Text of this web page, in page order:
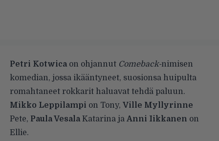
Petri Kotwicaon ohjannut Comeback-nimisen
komedian, jossa ikääntyneet, suosionsa huipulta
romahtaneet rokkarit haluavat tehdä paluun.
Mikko Leppilampi on Tony, Ville Myllyrinne
Pete, Paula VesalaKatarina ja Anni Iikkanen on
Ellie.